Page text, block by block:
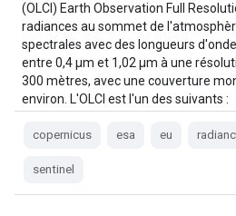
(OLCI) Earth Observation Full
radiances au sommet de
spectrales avec des longueurs
entre 0,4 µm et 1,02 µm à une
300 mètres, avec une couverture
environ. L'OLCI est l'un des suivants :
copernicus esa eu
sentinel